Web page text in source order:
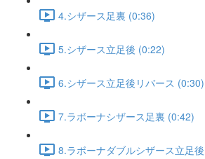
4.シザース足裏 (0:36)
5.シザース立足後 (0:22)
6.シザース立足後リバース (0:30)
7.ラボーナシザース足裏 (0:42)
8.ラボーナダブルシザース立足